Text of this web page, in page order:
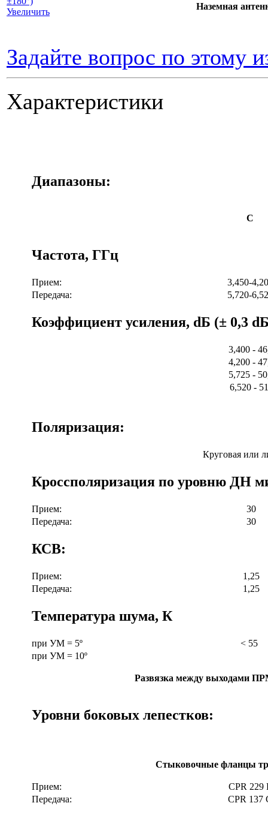
Увеличить
Наземная
Задайте вопрос по этому
Характеристики
Диапазоны:
С
Частота, ГГц
Прием:
3,450-
Передача:
5,720-
Коэффициент усиления, dБ (± 0,3
3,400 -
4,200 -
5,725 -
6,520 -
Поляризация:
Круговая или
Кроссполяризация по уровню ДН
Прием:
30
Передача:
30
КСВ:
Прием:
1,25
Передача:
1,25
Температура шума, К
при УМ = 5º
< 55
при УМ = 10º
Развязка между выходами
Уровни боковых лепестков:
Стыковочные фланцы
Прием:
CPR 229
Передача:
CPR 137